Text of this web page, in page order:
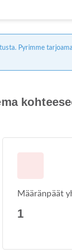
Pyrimme
Määränpäät
1